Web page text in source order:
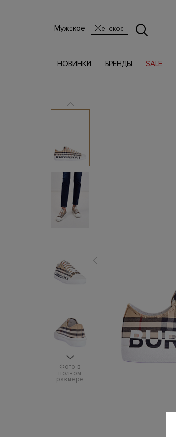
Мужское Женское
НОВИНКИ БРЕНДЫ SALE
Фото в
полном
размере